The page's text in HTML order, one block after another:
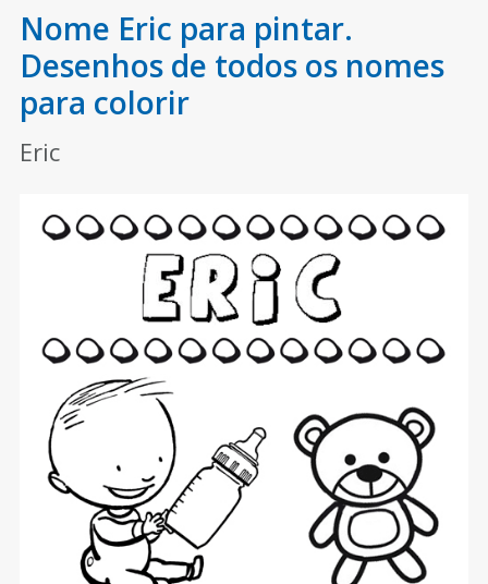
Nome Eric para pintar.
Desenhos de todos os nomes
para colorir
Eric